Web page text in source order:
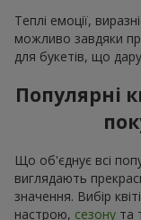
Теплі емоції,
можливо завдяки
для букетів, що
Популярні
Що об'єднує всі
виглядають
значення. Вибір
настрою, сезону та